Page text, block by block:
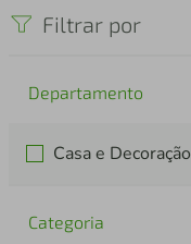
Filtrar por
Departamento
Casa e Decoração
Categoria